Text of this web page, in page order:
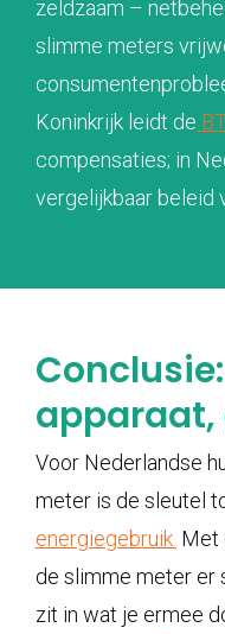
zeldzaam –
slimme meters
Koninkrijk leidt de
compensaties; in
vergelijkbaar beleid
apparaat,
Voor Nederlandse
meter is de sleutel
energiegebruik. Met
de slimme meter er
zit in wat je ermee